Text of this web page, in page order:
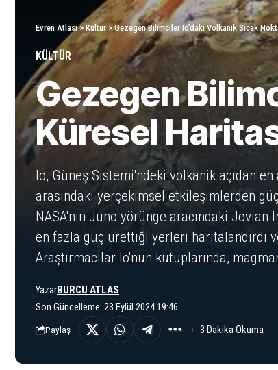
Evren Atlası>Kültür > Gezegen Bilimciler Io’daki Volkanik Sıcak
KÜLTÜR
Gezegen
Küresel
Io, Güneş Sistemi'ndeki volkanik açıdan
arasındaki yerçekimsel etkileşimlerden
NASA'nın Juno yörünge aracındaki
en fazla güç ürettiği yerleri haritalandırdı
Araştırmacılar Io'nun kutuplarında,
Son Güncelleme: 23 Eylül 2024 19:46
YazarBURCU ATLAS
Paylaş 3 Dakika Okuma